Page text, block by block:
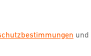
und